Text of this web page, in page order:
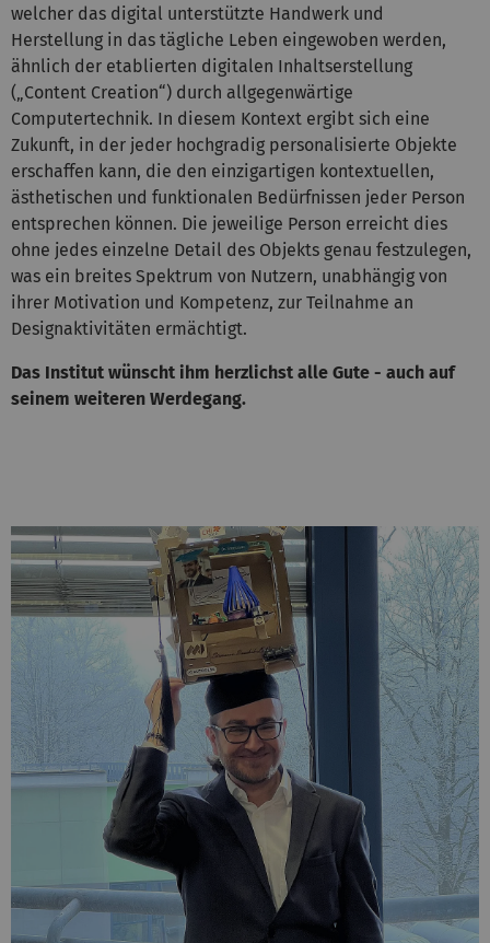
welcher das digital unterstützte Handwerk und
Herstellung in das tägliche Leben eingewoben werden,
ähnlich der etablierten digitalen Inhaltserstellung
(„Content Creation“) durch allgegenwärtige
Computertechnik. In diesem Kontext ergibt sich eine
Zukunft, in der jeder hochgradig personalisierte Objekte
erschaffen kann, die den einzigartigen kontextuellen,
ästhetischen und funktionalen Bedürfnissen jeder Person
entsprechen können. Die jeweilige Person erreicht dies
ohne jedes einzelne Detail des Objekts genau festzulegen,
was ein breites Spektrum von Nutzern, unabhängig von
ihrer Motivation und Kompetenz, zur Teilnahme an
Designaktivitäten ermächtigt.
Das Institut wünscht ihm herzlichst alle Gute - auch auf
seinem weiteren Werdegang.